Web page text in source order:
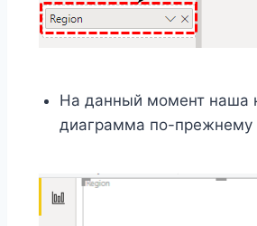
На данный момент наша
диаграмма по-прежнему